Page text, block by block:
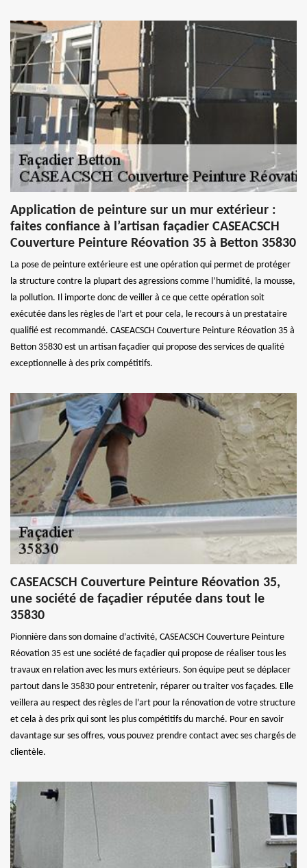
Application de peinture sur un mur extérieur :
faites confiance à l’artisan façadier CASEACSCH
Couverture Peinture Réovation 35 à Betton 35830
La pose de peinture extérieure est une opération qui permet de protéger
la structure contre la plupart des agressions comme l’humidité, la mousse,
la pollution. Il importe donc de veiller à ce que cette opération soit
exécutée dans les règles de l’art et pour cela, le recours à un prestataire
qualifié est recommandé. CASEACSCH Couverture Peinture Réovation 35 à
Betton 35830 est un artisan façadier qui propose des services de qualité
exceptionnelle à des prix compétitifs.
CASEACSCH Couverture Peinture Réovation 35,
une société de façadier réputée dans tout le
35830
Pionnière dans son domaine d’activité, CASEACSCH Couverture Peinture
Réovation 35 est une société de façadier qui propose de réaliser tous les
travaux en relation avec les murs extérieurs. Son équipe peut se déplacer
partout dans le 35830 pour entretenir, réparer ou traiter vos façades. Elle
veillera au respect des règles de l’art pour la rénovation de votre structure
et cela à des prix qui sont les plus compétitifs du marché. Pour en savoir
davantage sur ses offres, vous pouvez prendre contact avec ses chargés de
clientèle.